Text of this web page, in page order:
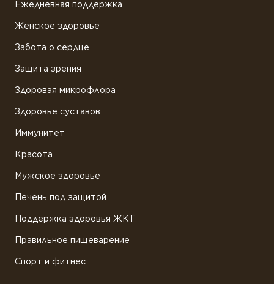
Ежедневная поддержка
Женское здоровье
Забота о сердце
Защита зрения
Здоровая микрофлора
Здоровье суставов
Иммунитет
Красота
Мужское здоровье
Печень под защитой
Поддержка здоровья ЖКТ
Правильное пищеварение
Спорт и фитнес